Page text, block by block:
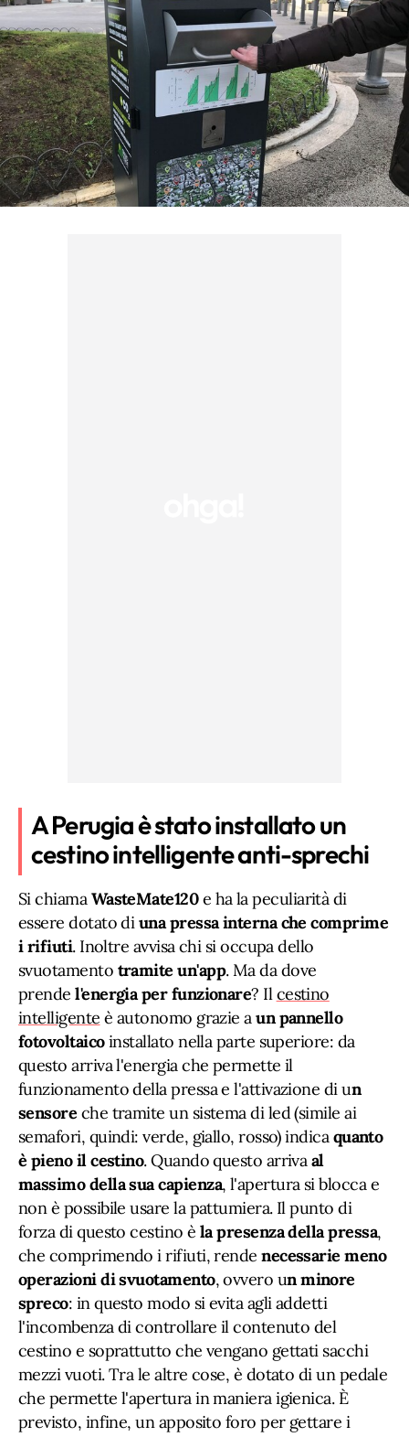
A Perugia è stato installato un
cestino intelligente anti-sprechi
Si chiamaWasteMate120e ha la peculiarità di
essere dotato diuna pressa interna che comprime
i rifiuti. Inoltre avvisa chi si occupa dello
svuotamento tramite un'app. Ma da dove
prendel'energia per funzionare? Ilcestino
intelligente è autonomo grazie aun pannello
fotovoltaicoinstallato nella parte superiore: da
questo arriva l'energia che permette il
funzionamento della pressa e l'attivazione di un
sensore che tramite un sistema di led (simile ai
semafori, quindi: verde, giallo, rosso) indicaquanto
è pieno il cestino. Quando questo arrivaal
massimo della sua capienza, l'apertura si blocca e
non è possibile usare la pattumiera. Il punto di
forza di questo cestino è la presenza della pressa,
che comprimendo i rifiuti, rendenecessarie meno
operazioni di svuotamento, ovvero un minore
spreco: in questo modo si evita agli addetti
l'incombenza di controllare il contenuto del
cestino e soprattutto che vengano gettati sacchi
mezzi vuoti. Tra le altre cose, è dotato di un pedale
che permette l'apertura in maniera igienica. È
previsto, infine, un apposito foro per gettare i